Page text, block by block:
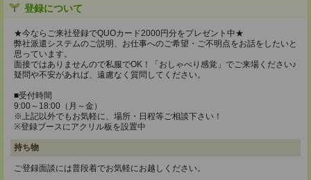
登録について
★今ならご来社登録でQUOカード2000円分をプレゼント中★
弊社派遣システムのご説明、お仕事へのご希望・ご不明点をお話をしたいと
思っています。
面接ではありませんので私服でOK！「おしゃべり感覚」でご来場ください♪
疑問や不安があれば、遠慮なく質問してください。
■受付時間
9:00～18:00（月～金）
※上記以外でもお気軽に、場所・日程等ご相談下さい！
※登録ブースにアクリル板を設置中
持ち物
ご登録面談には普段着でお気軽にお越しください。